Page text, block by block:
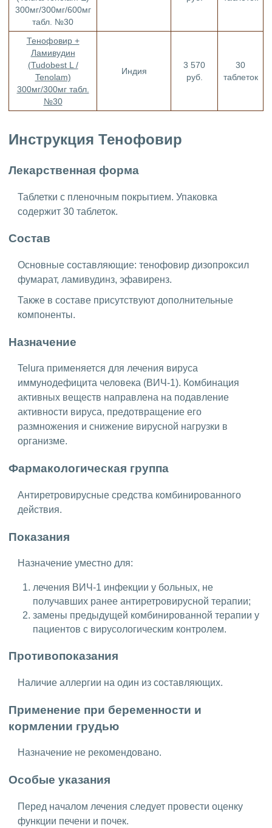
300мг/300мг/600мг
табл. №30
Тенофовир +
Ламивудин
(Tudobest L /
Tenolam)
300мг/300мг табл.
№30
Индия
3 570
руб.
30
таблеток
Инструкция Тенофовир
Лекарственная форма
Таблетки с пленочным покрытием. Упаковка
содержит 30 таблеток.
Состав
Основные составляющие: тенофовир дизопроксил
фумарат, ламивудинз, эфавиренз.
Также в составе присутствуют дополнительные
компоненты.
Назначение
Telura применяется для лечения вируса
иммунодефицита человека (ВИЧ-1). Комбинация
активных веществ направлена на подавление
активности вируса, предотвращение его
размножения и снижение вирусной нагрузки в
организме.
Фармакологическая группа
Антиретровирусные средства комбинированного
действия.
Показания
Назначение уместно для:
лечения ВИЧ-1 инфекции у больных, не
получавших ранее антиретровирусной терапии;
замены предыдущей комбинированной терапии у
пациентов с вирусологическим контролем.
Противопоказания
Наличие аллергии на один из составляющих.
Применение при беременности и
кормлении грудью
Назначение не рекомендовано.
Особые указания
Перед началом лечения следует провести оценку
функции печени и почек.